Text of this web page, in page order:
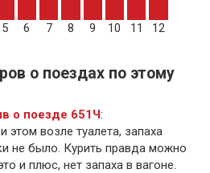
5 6 7 8 9 10 11 12
о поездах по этому
о поезде 651Ч:
этом возле туалета, запаха
не было. Курить правда можно
и плюс, нет запаха в вагоне.